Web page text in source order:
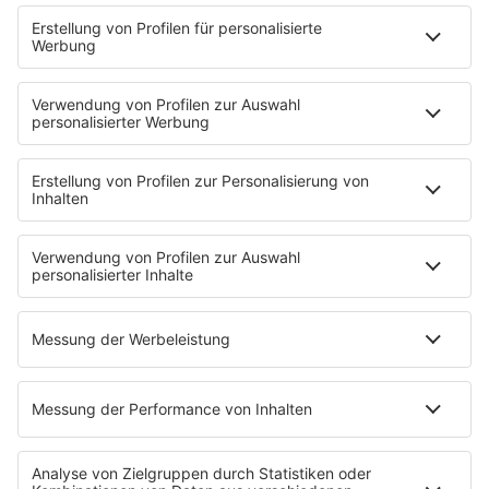
PODCASTS
Mit den Waffeln einer Frau
Frühstück bei Barbara
Brave & One
NotAufnahme
"Bewerbung und Karriere"
Aber bitte mit Schlager
Erdbeerkäse
Fitness mit M.A.R.K
Glück in Worten
Todesursache
Niemand muss ein Promi sein
PROGRAMM
Mit den Waffeln einer Frau
SERVICE